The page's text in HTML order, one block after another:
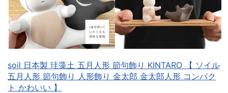
soil 日本製 珪藻土 五月人形 節句飾り KINTARO 【 ソイル
五月人形 節句飾り 人形飾り 金太郎 金太郎人形 コンパク
ト かわいい 】